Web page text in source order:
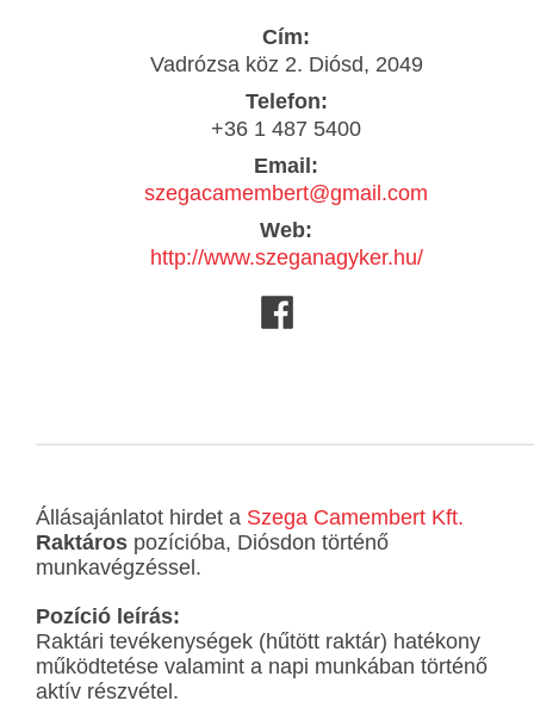
Cím:
Vadrózsa köz 2. Diósd, 2049
Telefon:
+36 1 487 5400
Email:
szegacamembert@gmail.com
Web:
http://www.szeganagyker.hu/
Állásajánlatot hirdet a Szega Camembert Kft.
Raktáros pozícióba, Diósdon történő
munkavégzéssel.
Pozíció leírás:
Raktári tevékenységek (hűtött raktár) hatékony
működtetése valamint a napi munkában történő
aktív részvétel.